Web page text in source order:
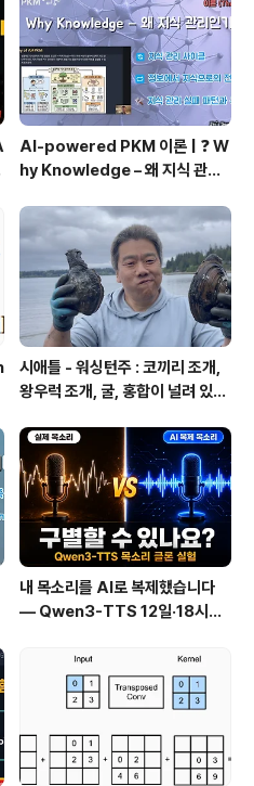
주 핵심적인 부
AI-powered PKM 이론 | ❓ W
hy Knowledge – 왜 지식 관리
보에서 지식으로의 전환, 🛠️ 지식
관리 실패 패턴과 극복
시애틀 - 워싱턴주 : 코끼리 조개,
왕우럭 조개, 굴, 홍합이 널려 있는
내 목소리를 AI로 복제했습니다
— Qwen3-TTS 12일·18시간